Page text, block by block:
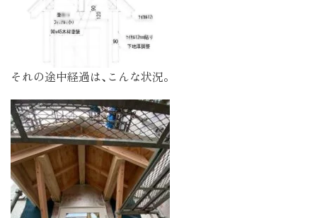
それの途中経過は､こんな状況。